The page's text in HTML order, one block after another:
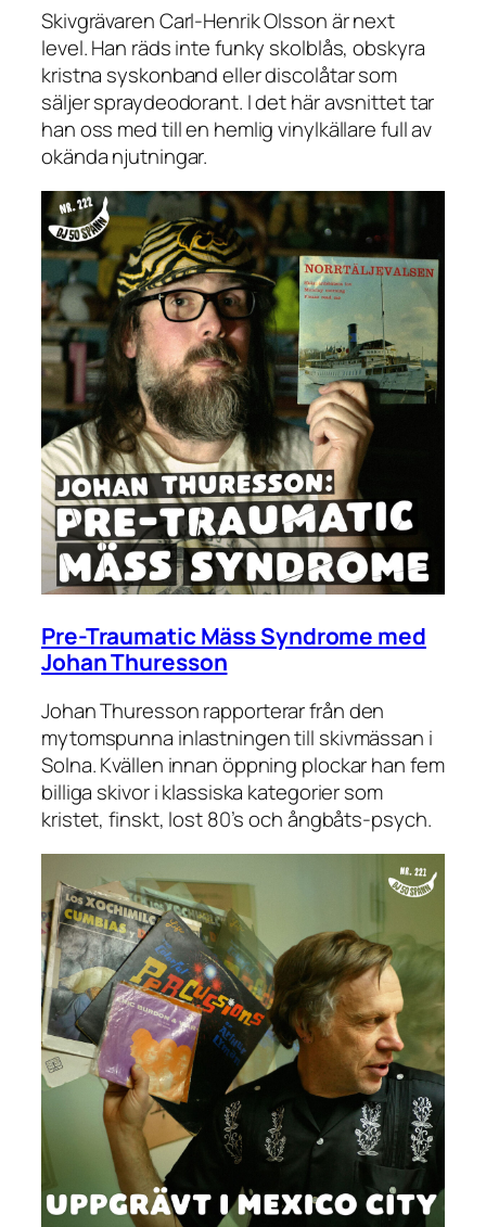
Skivgrävaren Carl-Henrik Olsson är next
level. Han räds inte funky skolblås, obskyra
kristna syskonband eller discolåtar som
säljer spraydeodorant. I det här avsnittet tar
han oss med till en hemlig vinylkällare full av
okända njutningar.
Pre-Traumatic Mäss Syndrome med
Johan Thuresson
Johan Thuresson rapporterar från den
mytomspunna inlastningen till skivmässan i
Solna. Kvällen innan öppning plockar han fem
billiga skivor i klassiska kategorier som
kristet, finskt, lost 80’s och ångbåts-psych.